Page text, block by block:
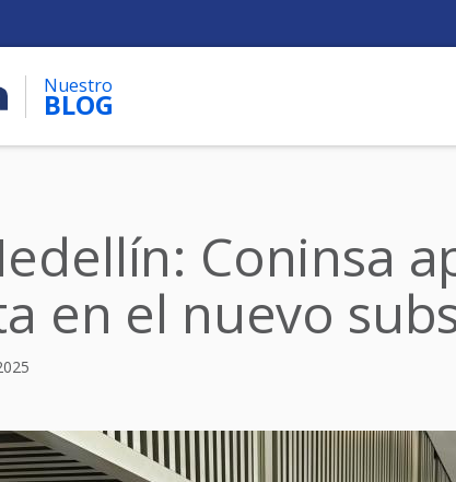
Nuestro
BLOG
Coninsa
en el nuevo